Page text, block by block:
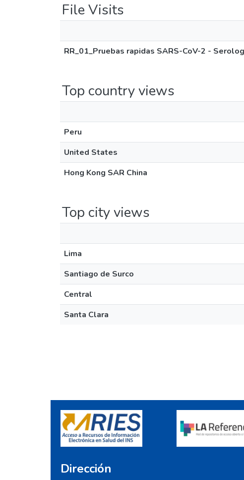
File Visits
RR_01_Pruebas rapidas SARS-CoV-2 -
Top country views
Peru
United States
Hong Kong SAR China
Top city views
Lima
Santiago de Surco
Central
Santa Clara
Dirección